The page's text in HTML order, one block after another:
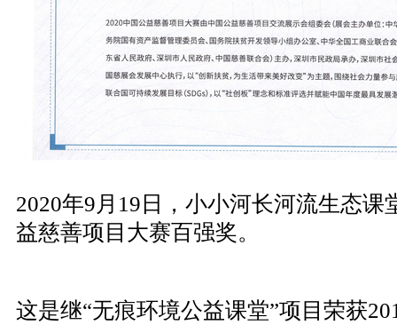
2020年9月19日，小小河长河流生态课
益慈善项目大赛百强奖。
这是继“无痕环境公益课堂”项目荣获